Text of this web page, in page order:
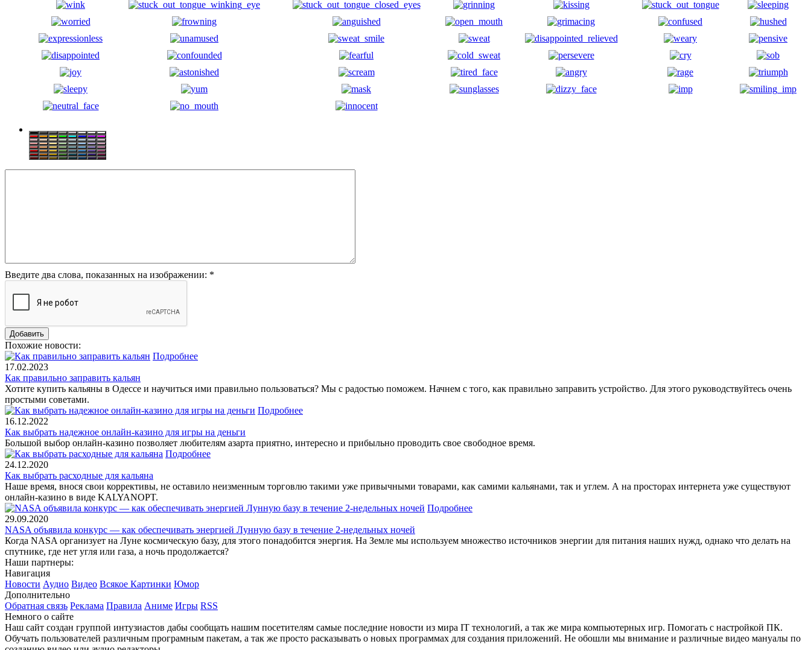
Введите два слова, показанных на изображении: *
Похожие новости:
Подробнее
17.02.2023
Как правильно заправить кальян
Хотите купить кальяны в Одессе и научиться ими правильно пользоваться? Мы с радостью поможем. Начнем с того, как правильно заправить устройство. Для этого руководствуйтесь очень
простыми советами.
Подробнее
16.12.2022
Как выбрать надежное онлайн-казино для игры на деньги
Большой выбор онлайн-казино позволяет любителям азарта приятно, интересно и прибыльно проводить свое свободное время.
Подробнее
24.12.2020
Как выбрать расходные для кальяна
Наше время, внося свои коррективы, не оставило неизменным торговлю такими уже привычными товарами, как самими кальянами, так и углем. А на просторах интернета уже существуют
онлайн-казино в виде KALYANOPT.
Подробнее
29.09.2020
NASA объявила конкурс — как обеспечивать энергией Лунную базу в течение 2-недельных ночей
Когда NASA организует на Луне космическую базу, для этого понадобится энергия. На Земле мы используем множество источников энергии для питания наших нужд, однако что делать на
спутнике, где нет угля или газа, а ночь продолжается?
Наши партнеры:
Навигация
Новости Аудио Видео Всякое Картинки Юмор
Дополнительно
Обратная связь Реклама Правила Аниме Игры RSS
Немного о сайте
Наш сайт создан группой интузиастов дабы сообщать нашим посетителям самые последние новости из мира IT технологий, а так же мира компьютерных игр. Помогать с настройкой ПК.
Обучать пользователей различным програмным пакетам, а так же просто расказывать о новых программах для создания приложений. Не обошли мы внимание и различные видео мануалы по